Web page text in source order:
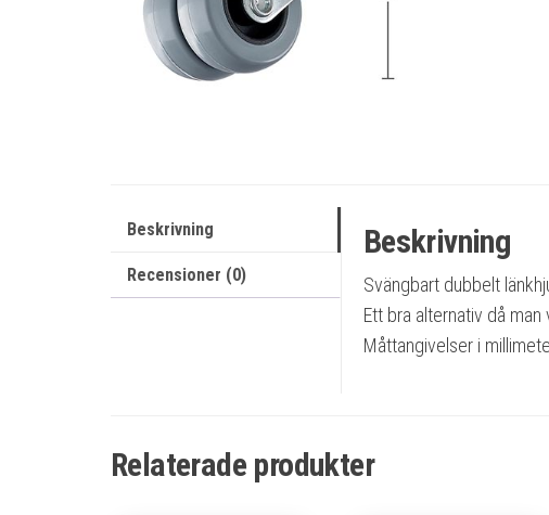
Beskrivning
Recensioner (0)
Beskrivning
Svängbart dubbelt
Ett bra alternativ då
Måttangivelser i
Relaterade produkter